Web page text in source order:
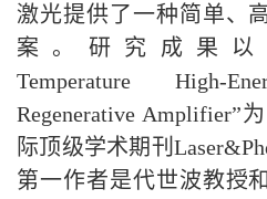
激光提供了一种简单、
案。研究成果以
Temperature High-
Regenerative Amplifier”
际顶级学术期刊
第一作者是代世波教授